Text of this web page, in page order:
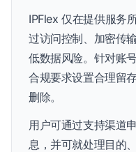
IPFlex 仅在提供服务
过访问控制、加密传
低数据风险。针对账
合规要求设置合理留
删除。
用户可通过支持渠道
息，并可就处理目的